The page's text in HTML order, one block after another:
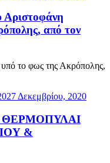
από τον
το φως της Ακρόπολης,
27 Δεκεμβρίου, 2020
ΘΕΡΜΟΠΥΛΑΙ
&